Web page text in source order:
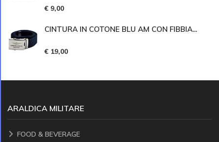
€ 9,00
CINTURA IN COTONE BLU AM CON FIBBIA...
€ 19,00
ARALDICA MILITARE
FOOD & BEVERAGE